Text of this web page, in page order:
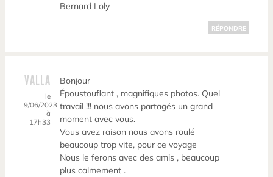
Bernard Loly
RÉPONDRE
VALLA
le
9/06/2023
à
17h33
Bonjour
Époustouflant , magnifiques photos. Quel
travail !!! nous avons partagés un grand
moment avec vous.
Vous avez raison nous avons roulé
beaucoup trop vite, pour ce voyage
Nous le ferons avec des amis , beaucoup
plus calmement .